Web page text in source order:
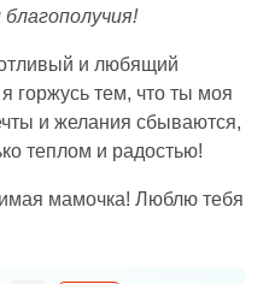
и любящий
горжусь тем, что ты моя
и желания сбываются,
теплом и радостью!
мамочка! Люблю тебя